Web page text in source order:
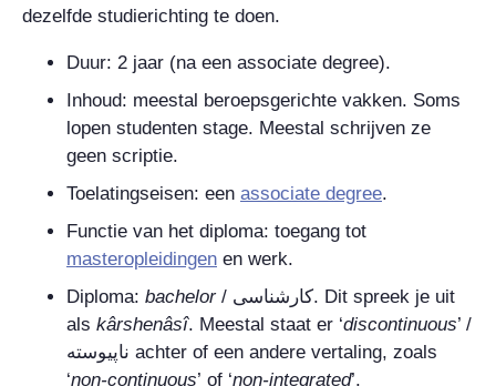
dezelfde studierichting te doen.
Duur: 2 jaar (na een associate degree).
Inhoud: meestal beroepsgerichte vakken. Soms
lopen studenten stage. Meestal schrijven ze
geen scriptie.
Toelatingseisen: een associate degree.
Functie van het diploma: toegang tot
masteropleidingen en werk.
Diploma: bachelor / کارشناسی. Dit spreek je uit
als kârshenâsî. Meestal staat er ‘discontinuous’ /
ناپیوسته achter of een andere vertaling, zoals
‘non-continuous’ of ‘non-integrated’.